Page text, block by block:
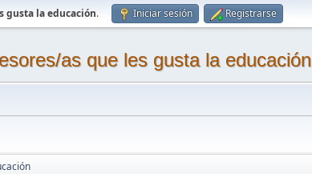
gusta la educación. Iniciar sesión Registrarse
as que les gusta la educación